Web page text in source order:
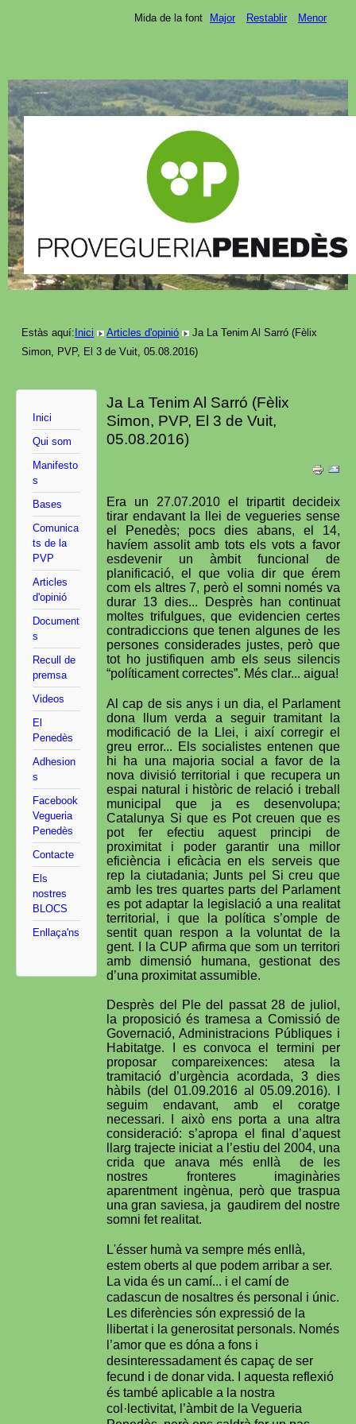
Mida de la font Major Restablir Menor
Estàs aquí:Inici Articles d'opinió
Ja La Tenim Al Sarró (Fèlix
Simon, PVP, El 3 de Vuit, 05.08.2016)
Inici
Qui som
Manifesto
s
Bases
Comunica
ts de la
PVP
Articles
d'opinió
Document
s
Recull de
premsa
Videos
El
Penedès
Adhesion
s
Facebook
Vegueria
Penedès
Contacte
Els
nostres
BLOCS
Enllaça'ns
Ja La Tenim Al Sarró (Fèlix
Simon, PVP, El 3 de Vuit,
05.08.2016)
Era un 27.07.2010 el tripartit decideix
tirar endavant la llei de vegueries sense
el Penedès; pocs dies abans, el 14,
havíem assolit amb tots els vots a favor
esdevenir un àmbit funcional de
planificació, el que volia dir que érem
com els altres 7, però el somni només va
durar 13 dies... Desprès han continuat
moltes trifulgues, que evidencien certes
contradiccions que tenen algunes de les
persones considerades justes, però que
tot ho justifiquen amb els seus silencis
“políticament correctes”. Més clar... aigua!
Al cap de sis anys i un dia, el Parlament
dona llum verda a seguir tramitant la
modificació de la Llei, i així corregir el
greu error... Els socialistes entenen que
hi ha una majoria social a favor de la
nova divisió territorial i que recupera un
espai natural i històric de relació i treball
municipal que ja es desenvolupa;
Catalunya Si que es Pot creuen que es
pot fer efectiu aquest principi de
proximitat i poder garantir una millor
eficiència i eficàcia en els serveis que
rep la ciutadania; Junts pel Si creu que
amb les tres quartes parts del Parlament
es pot adaptar la legislació a una realitat
territorial, i que la política s’omple de
sentit quan respon a la voluntat de la
gent. I la CUP afirma que som un territori
amb dimensió humana, gestionat des
d’una proximitat assumible.
Desprès del Ple del passat 28 de juliol,
la proposició és tramesa a Comissió de
Governació, Administracions Públiques i
Habitatge. I es convoca el termini per
proposar compareixences: atesa la
tramitació d’urgència acordada, 3 dies
hàbils (del 01.09.2016 al 05.09.2016). I
seguim endavant, amb el coratge
necessari. I això ens porta a una altra
consideració: s’apropa el final d’aquest
llarg trajecte iniciat a l’estiu del 2004, una
crida que anava més enllà de les
nostres fronteres imaginàries
aparentment ingènua, però que traspua
una gran saviesa, ja gaudirem del nostre
somni fet realitat.
L'ésser humà va sempre més enllà,
estem oberts al que podem arribar a ser.
La vida és un camí... i el camí de
cadascun de nosaltres és personal i únic.
Les diferències són expressió de la
llibertat i la generositat personals. Només
l’amor que es dóna a fons i
desinteressadament és capaç de ser
fecund i de donar vida. I aquesta reflexió
és també aplicable a la nostra
col·lectivitat, l’àmbit de la Vegueria